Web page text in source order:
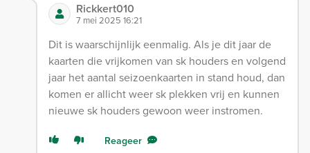
Rickkert010
7 mei 2025 16:21
Dit is waarschijnlijk eenmalig. Als je dit jaar de
kaarten die vrijkomen van sk houders en volgend
jaar het aantal seizoenkaarten in stand houd, dan
komen er allicht weer sk plekken vrij en kunnen
nieuwe sk houders gewoon weer instromen.
Reageer